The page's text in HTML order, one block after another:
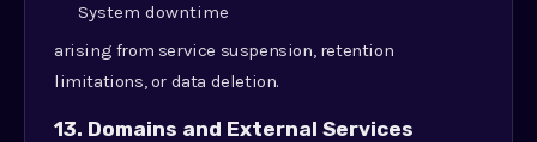
System downtime
arising from service suspension, retention
limitations, or data deletion.
13. Domains and External Services